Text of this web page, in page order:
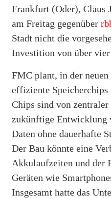
Frankfurt (Oder), Claus
am Freitag gegenüber
Stadt nicht die
Investition von über
FMC plant, in der
effiziente Speicherchips
Chips sind von
zukünftige Entwicklung
Daten ohne dauerhafte
Der Bau könnte eine
Akkulaufzeiten und der
Geräten wie
Insgesamt hatte das